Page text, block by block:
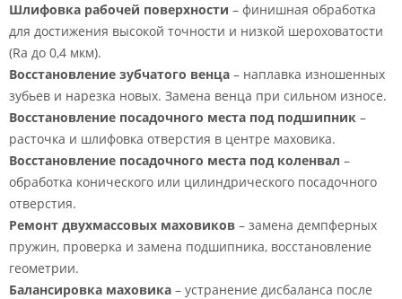
Шлифовка рабочей поверхности – финишная обработка
для достижения высокой точности и низкой шероховатости
(Ra до 0,4 мкм).
Восстановление зубчатого венца – наплавка изношенных
зубьев и нарезка новых. Замена венца при сильном износе.
Восстановление посадочного места под подшипник –
расточка и шлифовка отверстия в центре маховика.
Восстановление посадочного места под коленвал –
обработка конического или цилиндрического посадочного
отверстия.
Ремонт двухмассовых маховиков – замена демпферных
пружин, проверка и замена подшипника, восстановление
геометрии.
Балансировка маховика – устранение дисбаланса после